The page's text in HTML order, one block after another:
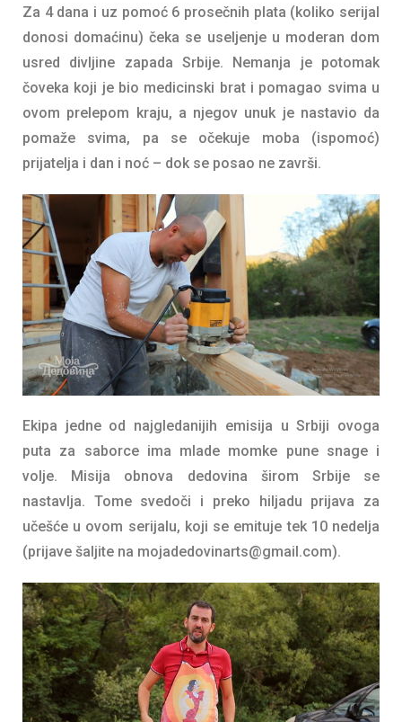
Za 4 dana i uz pomoć 6 prosečnih plata (koliko serijal
donosi domaćinu) čeka se useljenje u moderan dom
usred divljine zapada Srbije. Nemanja je potomak
čoveka koji je bio medicinski brat i pomagao svima u
ovom prelepom kraju, a njegov unuk je nastavio da
pomaže svima, pa se očekuje moba (ispomoć)
prijatelja i dan i noć – dok se posao ne završi.
Ekipa jedne od najgledanijih emisija u Srbiji ovoga
puta za saborce ima mlade momke pune snage i
volje. Misija obnova dedovina širom Srbije se
nastavlja. Tome svedoči i preko hiljadu prijava za
učešće u ovom serijalu, koji se emituje tek 10 nedelja
(prijave šaljite na mojadedovinarts@gmail.com).